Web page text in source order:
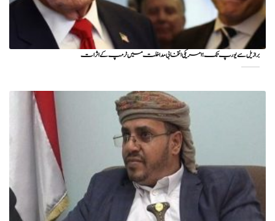
برازیل سے یورپ تک؛ امریکی انتخابی مداخلت میں ٹرمپ کے اثرات